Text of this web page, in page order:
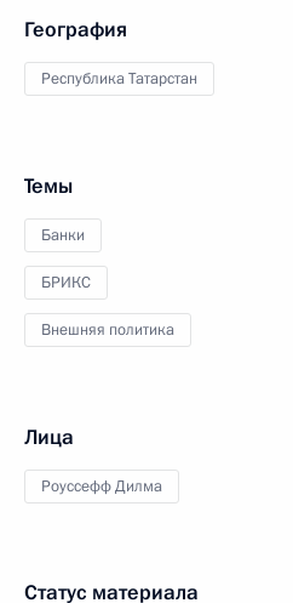
География
Республика Татарстан
Темы
Банки
БРИКС
Внешняя политика
Лица
Роуссефф Дилма
Статус материала